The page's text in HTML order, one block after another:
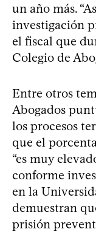
un año más.
investigación
el fiscal que
Colegio de
Entre otros
Abogados
los procesos
que el
“es muy
conforme
en la
demuestran
prisión